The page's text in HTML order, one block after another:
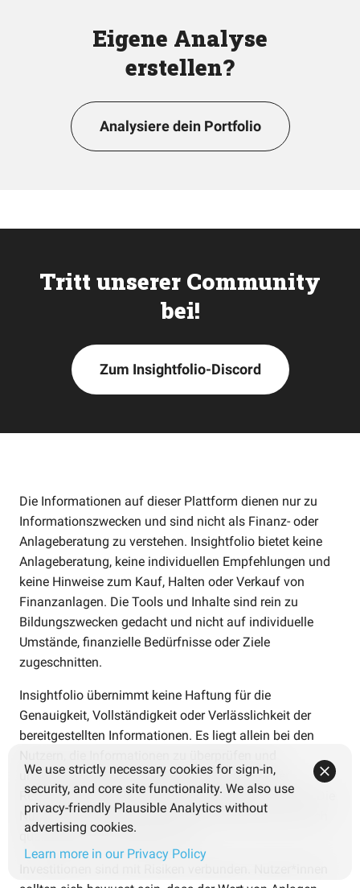
Eigene Analyse
erstellen?
Analysiere dein Portfolio
Tritt unserer Community
bei!
Zum Insightfolio-Discord
Die Informationen auf dieser Plattform dienen nur zu
Informationszwecken und sind nicht als Finanz- oder
Anlageberatung zu verstehen. Insightfolio bietet keine
Anlageberatung, keine individuellen Empfehlungen und
keine Hinweise zum Kauf, Halten oder Verkauf von
Finanzanlagen. Die Tools und Inhalte sind rein zu
Bildungszwecken gedacht und nicht auf individuelle
Umstände, finanzielle Bedürfnisse oder Ziele
zugeschnitten.
Insightfolio übernimmt keine Haftung für die
Genauigkeit, Vollständigkeit oder Verlässlichkeit der
bereitgestellten Informationen. Es liegt allein bei den
unabhängige Entscheidungen auf Basis eigener
Recherche und sorgfältiger Überlegungen zu treffen. Die
Nutzung der Plattform ersetzt nicht die Beratung durch
qualifizierte Finanzexpert*innen.
We use strictly necessary cookies for sign-in,
security, and core site functionality. We also use
privacy-friendly Plausible Analytics without
advertising cookies.
Learn more in our Privacy Policy